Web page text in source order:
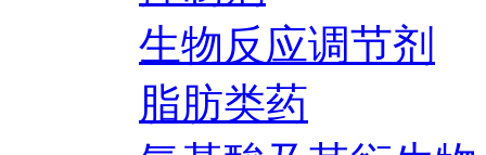
生物反应调节剂
脂肪类药